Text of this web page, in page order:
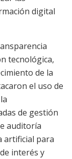
digital
tecnológica,
de la
el uso de
de gestión
auditoría
artificial para
interés y